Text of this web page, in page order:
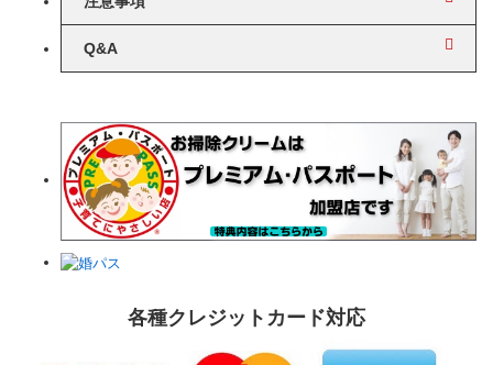
Q&A
各種クレジットカード対応